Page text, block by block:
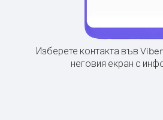
Изберете контакта във
неговия екран с